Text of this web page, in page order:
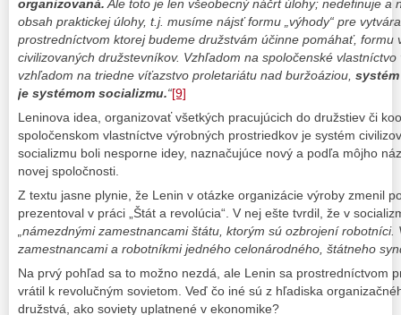
organizovaná. Ale toto je len všeobecný náčrt úlohy; nedefinuje a
obsah praktickej úlohy, t.j. musíme nájsť formu „výhody“ pre
prostredníctvom ktorej budeme družstvám účinne pomáhať, formu
civilizovaných družstevníkov. Vzhľadom na spoločenské
vzhľadom na triedne víťazstvo proletariátu nad buržoáziou,
je systémom socializmu.“[9]
Leninova idea, organizovať všetkých pracujúcich do družstiev či
spoločenskom vlastníctve výrobných prostriedkov je systém
socializmu boli nesporne idey, naznačujúce nový a podľa môjho
novej spoločnosti.
Z textu jasne plynie, že Lenin v otázke organizácie výroby zmenil
prezentoval v práci „Štát a revolúcia“. V nej ešte tvrdil, že v
„námezdnými zamestnancami štátu, ktorým sú ozbrojení robotníci.
zamestnancami a robotníkmi jedného celonárodného, štátneho
Na prvý pohľad sa to možno nezdá, ale Lenin sa prostredníctvom
vrátil k revolučným sovietom. Veď čo iné sú z hľadiska
družstvá, ako soviety uplatnené v ekonomike?